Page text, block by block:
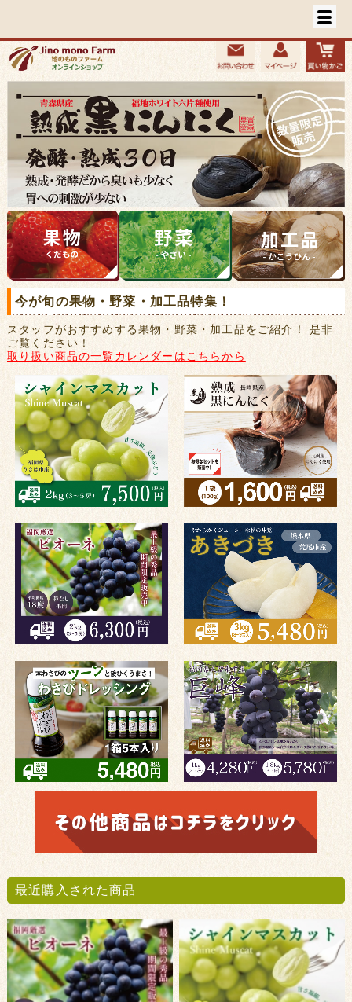
今が旬の果物・野菜・加工品特集！
スタッフがおすすめする果物・野菜・加工品をご紹介！ 是非
ご覧ください！
取り扱い商品の一覧カレンダーはこちらから
最近購入された商品